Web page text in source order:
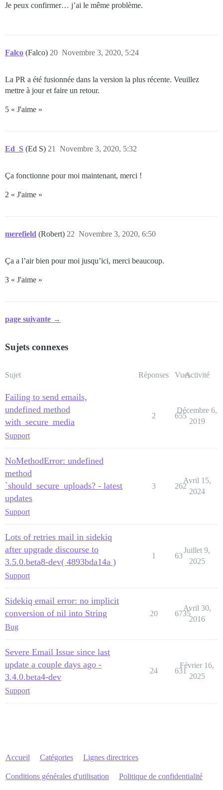
Je peux confirmer… j’ai le même problème.
Falco (Falco) Novembre 3, 2020, 5:24
20
La PR a été fusionnée dans la version la plus récente. Veuillez
mettre à jour et faire un retour.
5 « J'aime »
Ed_S (Ed S) Novembre 3, 2020, 5:32
21
Ça fonctionne pour moi maintenant, merci !
2 « J'aime »
merefield (Robert) Novembre 3, 2020, 6:50
22
Ça a l’air bien pour moi jusqu’ici, merci beaucoup.
3 « J'aime »
page suivante →
Sujets connexes
Sujet Réponses VuesActivité
Failing to send emails,
undefined method
with_secure_media
Support
2 655
Décembre 6,
2019
NoMethodError: undefined
method
`should_secure_uploads? - latest
updates
Support
3 262
Avril 15,
2024
Lots of retries mail in sidekiq
after upgrade discourse to
3.5.0.beta8-dev( 4893bda14a )
Support
1 63
Juillet 9,
2025
Sidekiq email error: no implicit
conversion of nil into String
Bug
20 6735
Avril 30,
2016
Severe Email Issue since last
update a couple days ago -
3.4.0.beta4-dev
Support
24 631
Février 16,
2025
Accueil Catégories Lignes directrices
Conditions générales d'utilisation Politique de confidentialité